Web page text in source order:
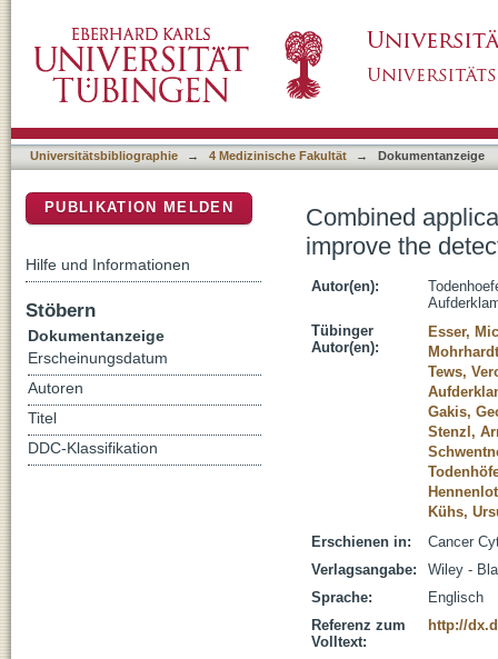
urothelial carcinoma
Universitätsbibliographie → 4 Medizinische Fakultät → Dokumentanzeige
Combined
improve the
Autor(en):
Tübinger
Autor(en):
Esser,
Tews,
Gakis,
Stenzl,
Kühs,
Erschienen in:
Cancer
Verlagsangabe:
Wiley -
Sprache:
Englisch
Referenz zum
Volltext:
http://
PUBLIKATION MELDEN
Hilfe und Informationen
Stöbern
Dokumentanzeige
Erscheinungsdatum
Autoren
Titel
DDC-Klassifikation